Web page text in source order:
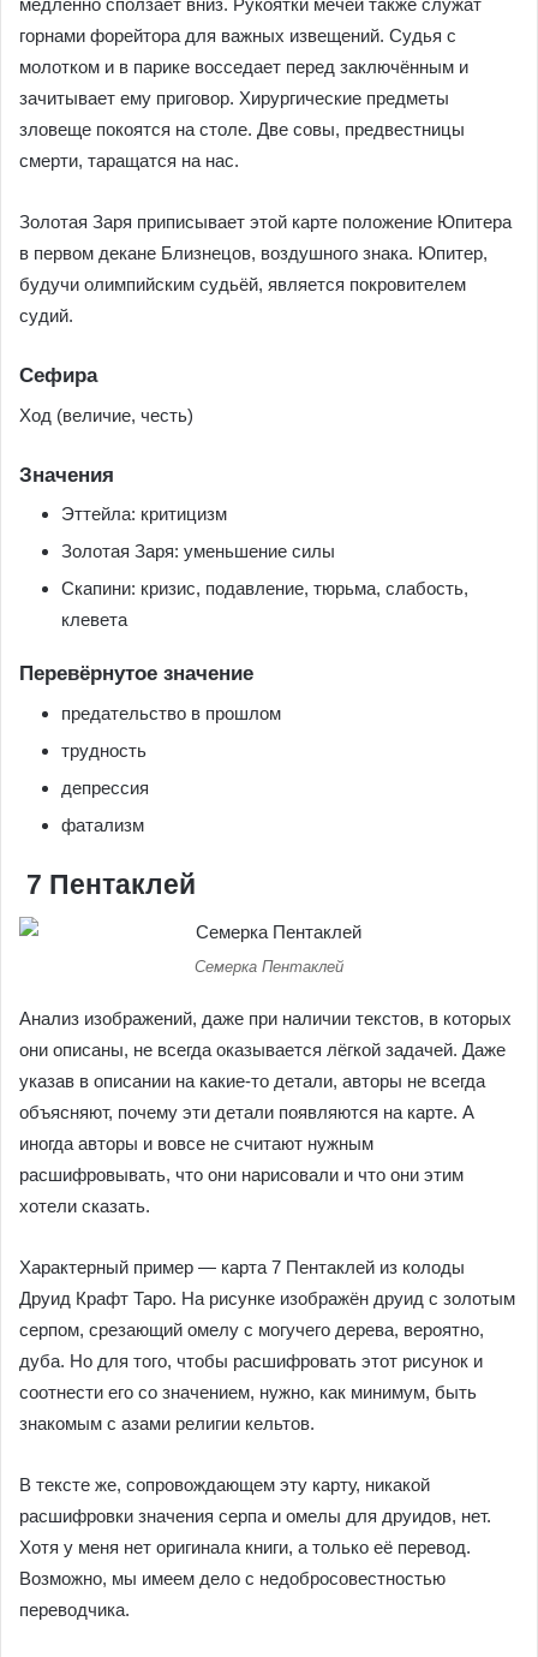
медленно сползает вниз. Рукоятки мечей также служат
горнами форейтора для важных извещений. Судья с
молотком и в парике восседает перед заключённым и
зачитывает ему приговор. Хирургические предметы
зловеще покоятся на столе. Две совы, предвестницы
смерти, таращатся на нас.
Золотая Заря приписывает этой карте положение Юпитера
в первом декане Близнецов, воздушного знака. Юпитер,
будучи олимпийским судьёй, является покровителем
судий.
Сефира
Ход (величие, честь)
Значения
Эттейла: критицизм
Золотая Заря: уменьшение силы
Скапини: кризис, подавление, тюрьма, слабость,
клевета
Перевёрнутое значение
предательство в прошлом
трудность
депрессия
фатализм
7 Пентаклей
Семерка Пентаклей
Анализ изображений, даже при наличии текстов, в которых
они описаны, не всегда оказывается лёгкой задачей. Даже
указав в описании на какие-то детали, авторы не всегда
объясняют, почему эти детали появляются на карте. А
иногда авторы и вовсе не считают нужным
расшифровывать, что они нарисовали и что они этим
хотели сказать.
Характерный пример — карта 7 Пентаклей из колоды
Друид Крафт Таро. На рисунке изображён друид с золотым
серпом, срезающий омелу с могучего дерева, вероятно,
дуба. Но для того, чтобы расшифровать этот рисунок и
соотнести его со значением, нужно, как минимум, быть
знакомым с азами религии кельтов.
В тексте же, сопровождающем эту карту, никакой
расшифровки значения серпа и омелы для друидов, нет.
Хотя у меня нет оригинала книги, а только её перевод.
Возможно, мы имеем дело с недобросовестностью
переводчика.